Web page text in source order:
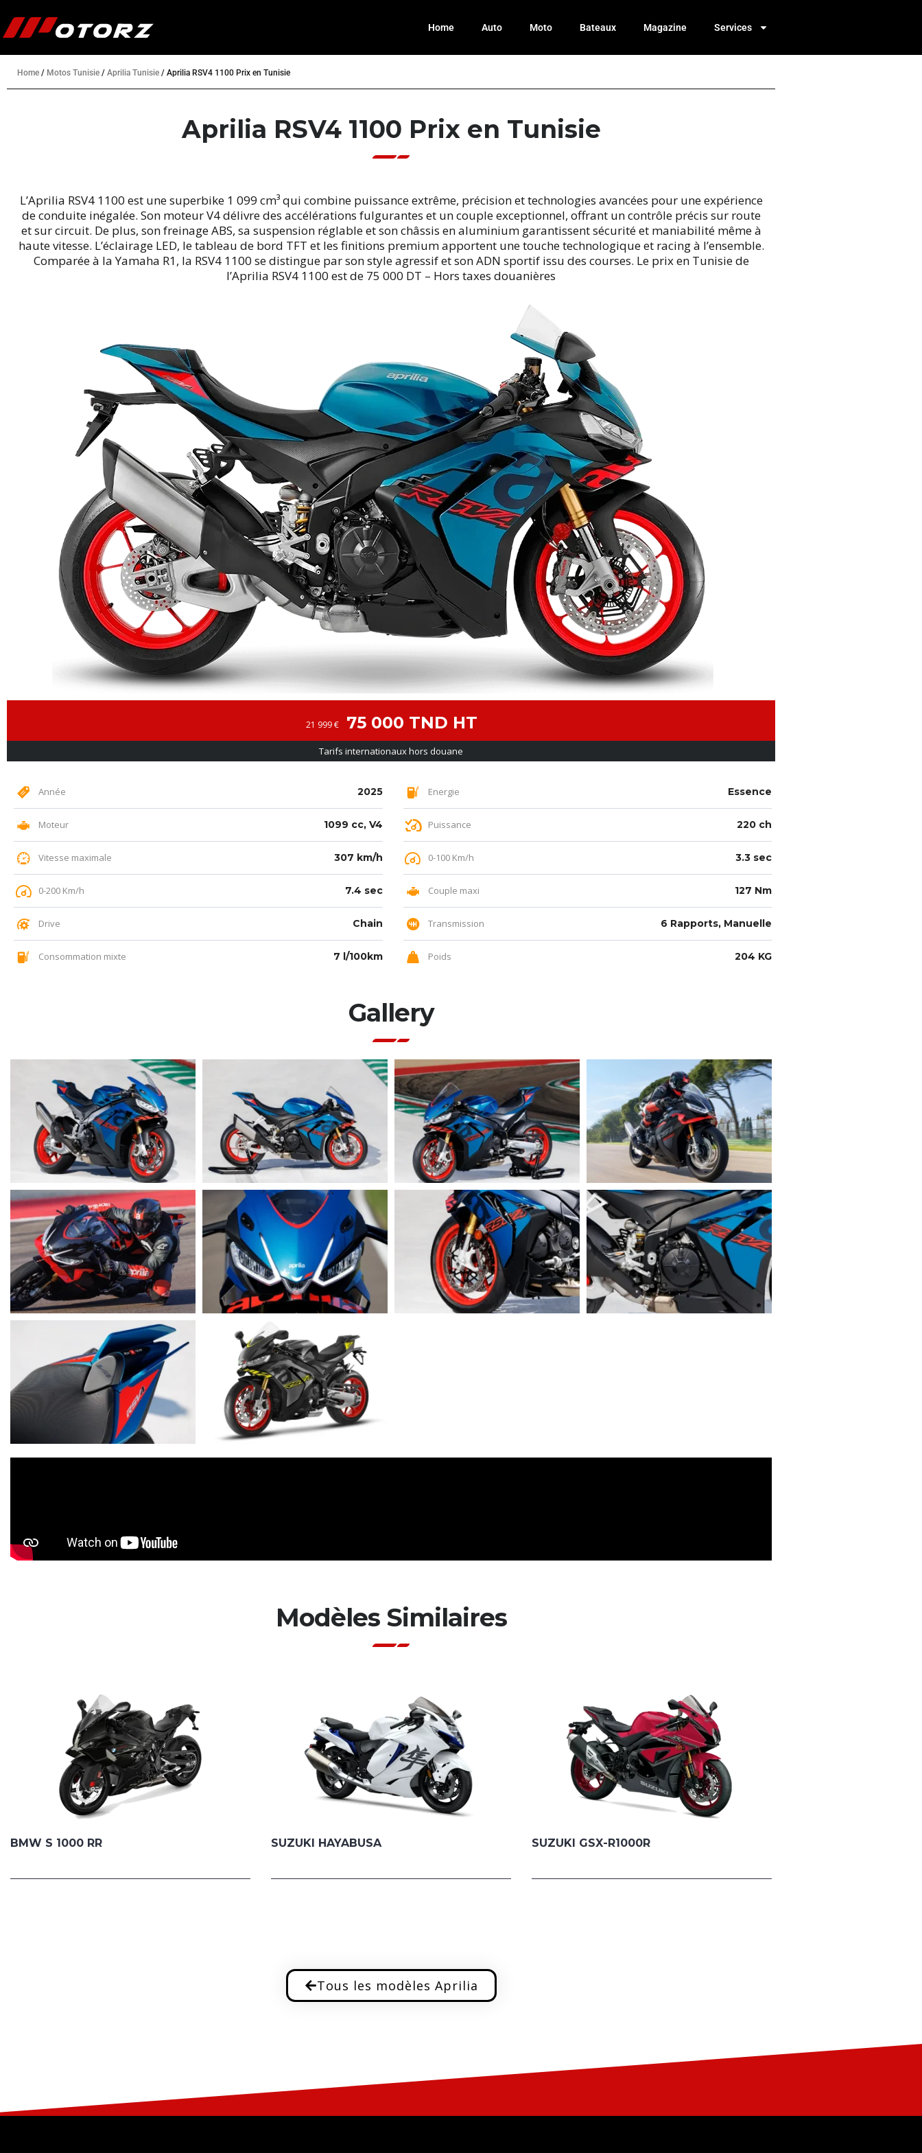
Home Auto Moto Bateaux Magazine Services
Home / Motos Tunisie / Aprilia Tunisie / Aprilia RSV4 1100 Prix en Tunisie
Aprilia RSV4 1100 Prix en Tunisie
L’Aprilia RSV4 1100 est une superbike 1 099 cm³ qui combine puissance extrême, précision et technologies avancées pour une expérience
de conduite inégalée. Son moteur V4 délivre des accélérations fulgurantes et un couple exceptionnel, offrant un contrôle précis sur route
et sur circuit. De plus, son freinage ABS, sa suspension réglable et son châssis en aluminium garantissent sécurité et maniabilité même à
haute vitesse. L’éclairage LED, le tableau de bord TFT et les finitions premium apportent une touche technologique et racing à l’ensemble.
Comparée à la Yamaha R1, la RSV4 1100 se distingue par son style agressif et son ADN sportif issu des courses. Le prix en Tunisie de
l’Aprilia RSV4 1100 est de 75 000 DT – Hors taxes douanières
75 000 TND HT
21 999 €
Tarifs internationaux hors douane
Année 2025 Energie Essence
Moteur 1099 cc, V4 Puissance 220 ch
Vitesse maximale 307 km/h 0-100 Km/h 3.3 sec
0-200 Km/h 7.4 sec Couple maxi 127 Nm
Drive Chain Transmission 6 Rapports, Manuelle
Consommation mixte 7 l/100km Poids 204 KG
Gallery
Modèles Similaires
BMW S 1000 RR SUZUKI HAYABUSA SUZUKI GSX-R1000R
Tous les modèles Aprilia